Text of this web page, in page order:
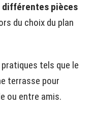
pièces
du choix du plan
tels que le
terrasse pour
ou entre amis.